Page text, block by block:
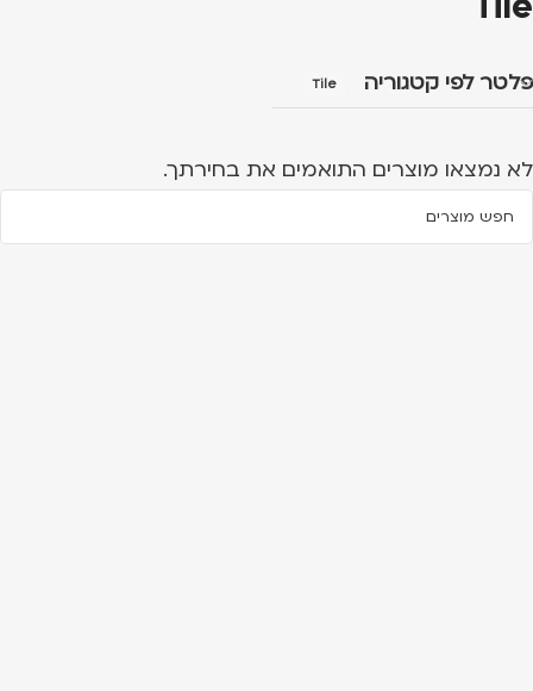
פלטר לפי קטגוריה Tile
לא נמצאו מוצרים התואמים את בחירתך.